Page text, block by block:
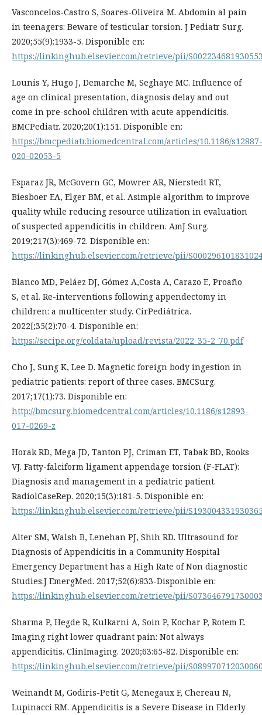
Vasconcelos-Castro S, Soares-Oliveira M. Abdomin al pain
in teenagers: Beware of testicular torsion. J Pediatr Surg.
2020;55(9):1933-5. Disponible en:
https://linkinghub.elsevier.com/retrieve/pii/
Lounis Y, Hugo J, Demarche M, Seghaye MC. Influence of
age on clinical presentation, diagnosis delay and out
come in pre-school children with acute appendicitis.
BMCPediatr. 2020;20(1):151. Disponible en:
https://bmcpediatr.biomedcentral.com/articles/10.1186/s12887-
020-02053-5
Esparaz JR, McGovern GC, Mowrer AR, Nierstedt RT,
Biesboer EA, Elger BM, et al. Asimple algorithm to improve
quality while reducing resource utilization in evaluation
of suspected appendicitis in children. AmJ Surg.
2019;217(3):469-72. Disponible en:
https://linkinghub.elsevier.com/retrieve/pii/
Blanco MD, Peláez DJ, Gómez A,Costa A, Carazo E, Proaño
S, et al. Re-interventions following appendectomy in
children: a multicenter study. CirPediátrica.
2022[;35(2):70-4. Disponible en:
https://secipe.org/coldata/upload/revista/2022_35-2_70.pdf
Cho J, Sung K, Lee D. Magnetic foreign body ingestion in
pediatric patients: report of three cases. BMCSurg.
2017;17(1):73. Disponible en:
http://bmcsurg.biomedcentral.com/articles/10.1186/s12893-
017-0269-z
Horak RD, Mega JD, Tanton PJ, Criman ET, Tabak BD, Rooks
VJ. Fatty-falciform ligament appendage torsion (F-FLAT):
Diagnosis and management in a pediatric patient.
RadiolCaseRep. 2020;15(3):181-5. Disponible en:
https://linkinghub.elsevier.com/retrieve/pii/
Alter SM, Walsh B, Lenehan PJ, Shih RD. Ultrasound for
Diagnosis of Appendicitis in a Community Hospital
Emergency Department has a High Rate of Non diagnostic
Studies.J EmergMed. 2017;52(6):833-Disponible en:
https://linkinghub.elsevier.com/retrieve/pii/
Sharma P, Hegde R, Kulkarni A, Soin P, Kochar P, Rotem E.
Imaging right lower quadrant pain: Not always
appendicitis. ClinImaging. 2020;63:65-82. Disponible en:
https://linkinghub.elsevier.com/retrieve/pii/
Weinandt M, Godiris-Petit G, Menegaux F, Chereau N,
Lupinacci RM. Appendicitis is a Severe Disease in Elderly